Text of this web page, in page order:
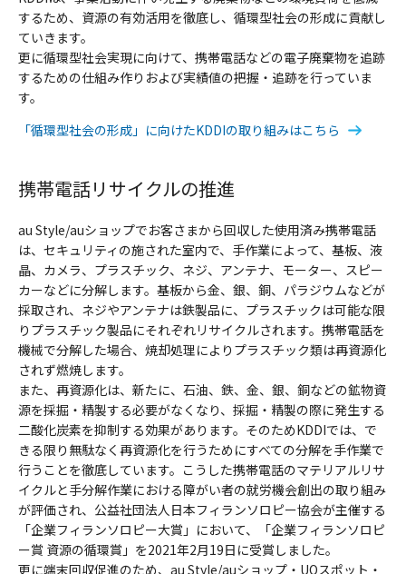
するため、資源の有効活用を徹底し、循環型社会の形成に貢献し
ていきます。
更に循環型社会実現に向けて、携帯電話などの電子廃棄物を追跡
するための仕組み作りおよび実績値の把握・追跡を行っていま
す。
「循環型社会の形成」に向けたKDDIの取り組みはこちら
携帯電話リサイクルの推進
au Style/auショップでお客さまから回収した使用済み携帯電話
は、セキュリティの施された室内で、手作業によって、基板、液
晶、カメラ、プラスチック、ネジ、アンテナ、モーター、スピー
カーなどに分解します。基板から金、銀、銅、パラジウムなどが
採取され、ネジやアンテナは鉄製品に、プラスチックは可能な限
りプラスチック製品にそれぞれリサイクルされます。携帯電話を
機械で分解した場合、焼却処理によりプラスチック類は再資源化
されず燃焼します。
また、再資源化は、新たに、石油、鉄、金、銀、銅などの鉱物資
源を採掘・精製する必要がなくなり、採掘・精製の際に発生する
二酸化炭素を抑制する効果があります。そのためKDDIでは、で
きる限り無駄なく再資源化を行うためにすべての分解を手作業で
行うことを徹底しています。こうした携帯電話のマテリアルリサ
イクルと手分解作業における障がい者の就労機会創出の取り組み
が評価され、公益社団法人日本フィランソロピー協会が主催する
「企業フィランソロピー大賞」において、「企業フィランソロピ
ー賞 資源の循環賞」を2021年2月19日に受賞しました。
更に端末回収促進のため、au Style/auショップ・UQスポット・